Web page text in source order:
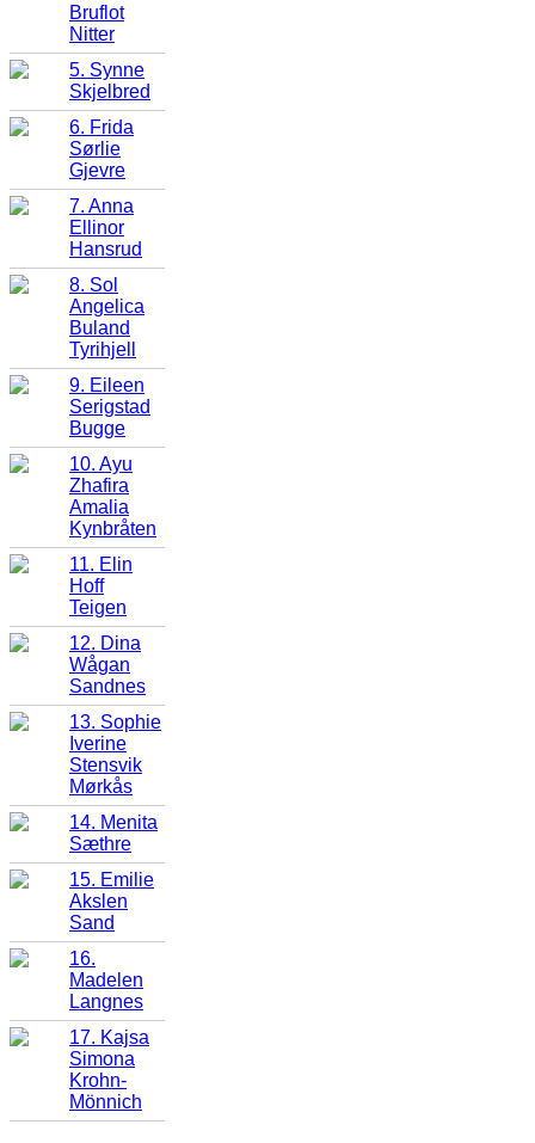
Bruflot
Nitter
5. Synne
Skjelbred
6. Frida
Sørlie
Gjevre
7. Anna
Ellinor
Hansrud
8. Sol
Angelica
Buland
Tyrihjell
9. Eileen
Serigstad
Bugge
10. Ayu
Zhafira
Amalia
Kynbråten
11. Elin
Hoff
Teigen
12. Dina
Wågan
Sandnes
13. Sophie
Iverine
Stensvik
Mørkås
14. Menita
Sæthre
15. Emilie
Akslen
Sand
16.
Madelen
Langnes
17. Kajsa
Simona
Krohn-
Mönnich